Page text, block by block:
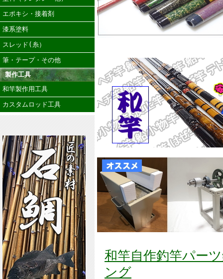
エポキシ・接着剤
漆系塗料
スレッド(糸）
筆・テープ・その他
製作工具
和竿製作用工具
カスタムロッド工具
和竿自作釣竿パーツ
ング